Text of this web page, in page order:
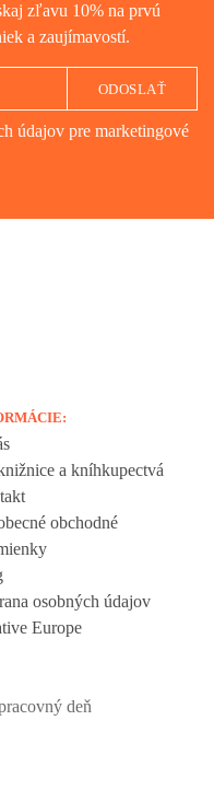
zľavu 10% na prvú
a zaujímavostí.
údajov pre marketingové
ODOSLAŤ
a kníhkupectvá
obchodné
osobných údajov
Europe
deň